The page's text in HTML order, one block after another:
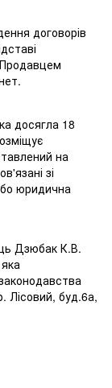
договорів
досягла 18
на
зі
юридична
Дзюбак К.В.
Лісовий, буд.6а,